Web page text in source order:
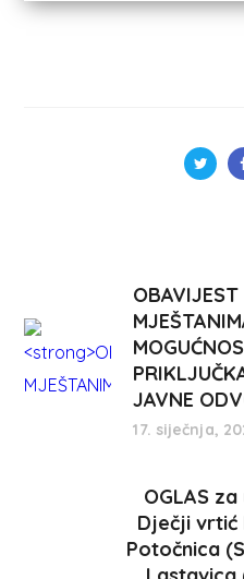
OBAVIJEST
JAVNE
17. siječnja,
OGLAS
Dječji vrtić
Potočnica